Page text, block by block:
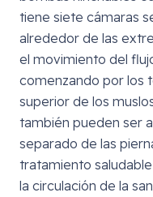
tiene siete cámaras
alrededor de las
el movimiento del
comenzando por los
superior de los
también pueden ser
separado de las
tratamiento
la circulación de la